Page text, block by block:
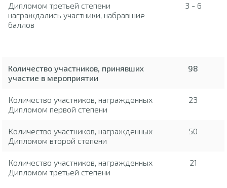
Дипломом третьей степени
награждались участники, набравшие
баллов
3 - 6
Количество участников, принявших
участие в мероприятии
98
Количество участников, награжденных
Дипломом первой степени
23
Количество участников, награжденных
Дипломом второй степени
50
Количество участников, награжденных
Дипломом третьей степени
21